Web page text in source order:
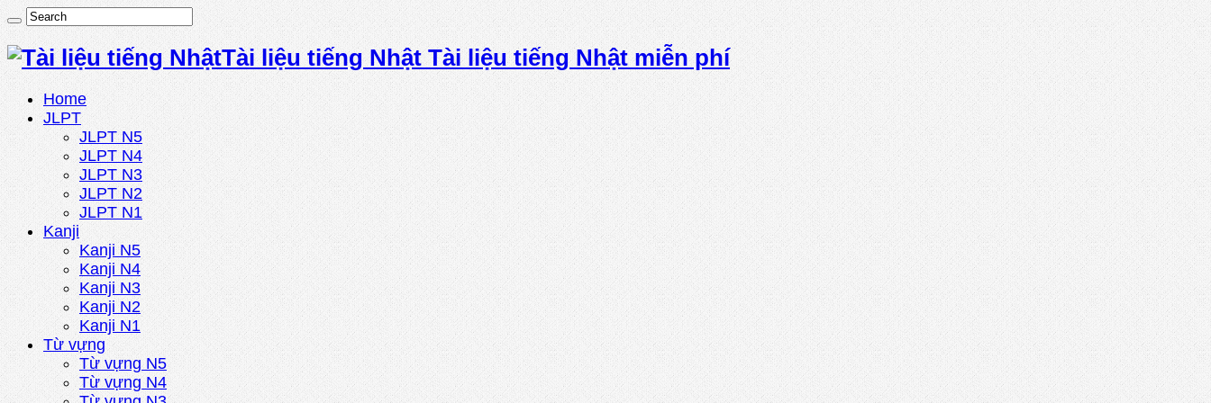
Tài liệu tiếng Nhật Tài liệu tiếng Nhật miễn phí
Home
JLPT
JLPT N5
JLPT N4
JLPT N3
JLPT N2
JLPT N1
Kanji
Kanji N5
Kanji N4
Kanji N3
Kanji N2
Kanji N1
Từ vựng
Từ vựng N5
Từ vựng N4